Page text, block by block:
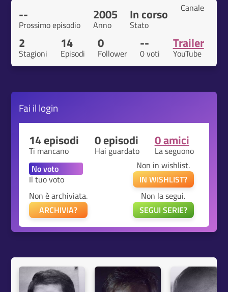
--
Prossimo episodio
2005
Anno
In corso
Stato
Canale
2
Stagioni
14
Episodi
0
Follower
--
0 voti
Trailer
YouTube
Fai il login
14 episodi
Ti mancano
0 episodi
Hai guardato
0 amici
La seguono
Il tuo voto
Non in wishlist.
IN WISHLIST?
Non è archiviata.
ARCHIVIA?
Non la segui.
SEGUI SERIE?